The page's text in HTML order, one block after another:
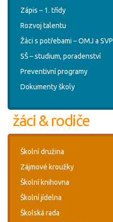
Zápis – 1. třídy
Rozvoj talentu
Žáci s potřebami – OMJ a SVP
SŠ – studium, poradenství
Preventivní programy
Dokumenty školy
žáci & rodiče
Školní družina
Zájmové kroužky
Školní knihovna
Školní jídelna
Školská rada